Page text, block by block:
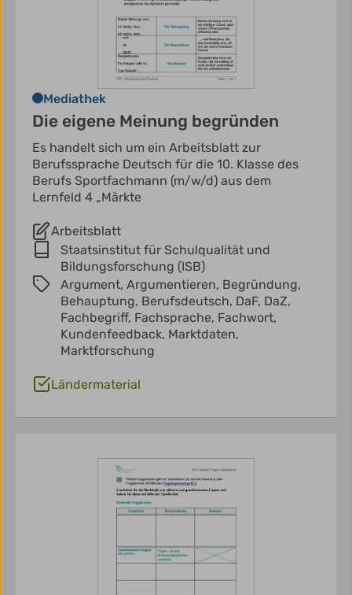
Mediathek
Die eigene Meinung begründen
Es handelt sich um ein Arbeitsblatt zur
Berufssprache Deutsch für die 10. Klasse des
Berufs Sportfachmann (m/w/d) aus dem
Lernfeld 4 „Märkte
Arbeitsblatt
Staatsinstitut für Schulqualität und
Bildungsforschung (ISB)
Argument, Argumentieren, Begründung,
Behauptung, Berufsdeutsch, DaF, DaZ,
Fachbegriff, Fachsprache, Fachwort,
Kundenfeedback, Marktdaten,
Marktforschung
Ländermaterial